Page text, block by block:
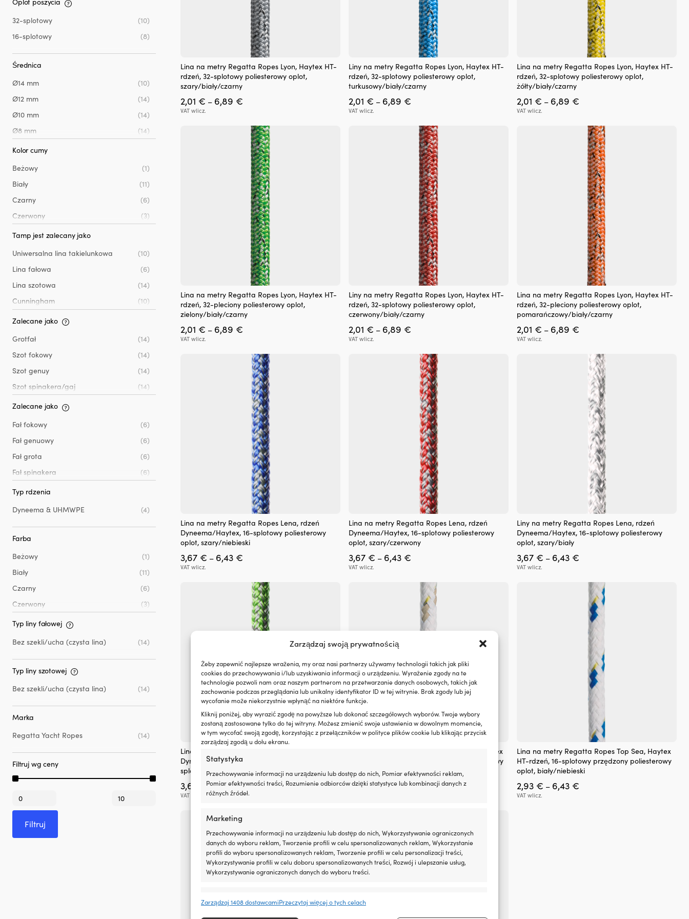
Zarządzaj swoją prywatnością
Żeby zapewnić najlepsze wrażenia, my oraz nasi partnerzy używamy technologii takich jak pliki
cookies do przechowywania i/lub uzyskiwania informacji o urządzeniu. Wyrażenie zgody na te
technologie pozwoli nam oraz naszym partnerom na przetwarzanie danych osobowych, takich jak
zachowanie podczas przeglądania lub unikalny identyfikator ID w tej witrynie. Brak zgody lub jej
wycofanie może niekorzystnie wpłynąć na niektóre funkcje.
Kliknij poniżej, aby wyrazić zgodę na powyższe lub dokonać szczegółowych wyborów. Twoje wybory
zostaną zastosowane tylko do tej witryny. Możesz zmienić swoje ustawienia w dowolnym momencie,
w tym wycofać swoją zgodę, korzystając z przełączników w polityce plików cookie lub klikając przycisk
zarządzaj zgodą u dołu ekranu.
Statystyka
Przechowywanie informacji na urządzeniu lub dostęp do nich, Pomiar efektywności reklam,
Pomiar efektywności treści, Rozumienie odbiorców dzięki statystyce lub kombinacji danych z
różnych źródeł.
Marketing
Przechowywanie informacji na urządzeniu lub dostęp do nich, Wykorzystywanie ograniczonych
danych do wyboru reklam, Tworzenie profili w celu spersonalizowanych reklam, Wykorzystanie
profili do wyboru spersonalizowanych reklam, Tworzenie profili w celu personalizacji treści,
Wykorzystywanie profili w celu doboru spersonalizowanych treści, Rozwój i ulepszanie usług,
Wykorzystywanie ograniczonych danych do wyboru treści.
Zarządzaj 1408 dostawcamiPrzeczytaj więcej o tych celach
32-splotowy
(10)
16-splotowy
(8)
Średnica
Ø14 mm
(10)
Ø12 mm
(14)
Ø10 mm
(14)
Ø8 mm
(14)
Ø6 mm
Kolor cumy
Beżowy
(1)
Biały
(11)
Czarny
(6)
Czerwony
(3)
Niebieski
Tamp jest zalecany jako
Uniwersalna lina takielunkowa
(10)
Lina fałowa
(6)
Lina szotowa
(14)
Cunningham
(10)
Reflina
Zalecane jako
Grotfał
(14)
Szot fokowy
(14)
Szot genuy
(14)
Szot spinakera/gaj
(14)
Zalecane jako
Fał fokowy
(6)
Fał genuowy
(6)
Fał grota
(6)
Fał spinakera
(6)
Typ rdzenia
Dyneema & UHMWPE
(4)
Farba
Beżowy
(1)
Biały
(11)
Czarny
(6)
Czerwony
(3)
Niebieski
Zielony
Typ liny fałowej
Bez szekli/ucha (czysta lina)
(14)
Typ liny szotowej
Bez szekli/ucha (czysta lina)
(14)
Marka
Regatta Yacht Ropes
(14)
Filtruj wg ceny
Cena
min
Cena
max
Filtruj
Ten
produkt
ma
wiele
wariantów.
Opcje
Lina na metry Regatta Ropes Lyon, Haytex HT-
rdzeń, 32-splotowy poliesterowy oplot,
szary/biały/czarny
2,01 € – 6,89 €Zakres
2,01 €
do
6,89 €
VAT wlicz.
Ten
produkt
ma
wiele
wariantów.
Opcje
Liny na metry Regatta Ropes Lyon, Haytex HT-
rdzeń, 32-splotowy poliesterowy oplot,
turkusowy/biały/czarny
2,01 € – 6,89 €Zakres
2,01 €
do
6,89 €
VAT wlicz.
Ten
produkt
ma
wiele
wariantów.
Opcje
Lina na metry Regatta Ropes Lyon, Haytex HT-
rdzeń, 32-splotowy poliesterowy oplot,
żółty/biały/czarny
2,01 € – 6,89 €Zakres
2,01 €
do
6,89 €
VAT wlicz.
Ten
produkt
ma
wiele
wariantów.
Opcje
Lina na metry Regatta Ropes Lyon, Haytex HT-
rdzeń, 32-pleciony poliesterowy oplot,
zielony/biały/czarny
2,01 € – 6,89 €Zakres
2,01 €
do
6,89 €
VAT wlicz.
Ten
produkt
ma
wiele
wariantów.
Opcje
Liny na metry Regatta Ropes Lyon, Haytex HT-
rdzeń, 32-splotowy poliesterowy oplot,
czerwony/biały/czarny
2,01 € – 6,89 €Zakres
2,01 €
do
6,89 €
VAT wlicz.
Ten
produkt
ma
wiele
wariantów.
Opcje
Lina na metry Regatta Ropes Lyon, Haytex HT-
rdzeń, 32-pleciony poliesterowy oplot,
pomarańczowy/biały/czarny
2,01 € – 6,89 €Zakres
2,01 €
6,89 €
VAT wlicz.
Ten
produkt
ma
wiele
wariantów.
Opcje
Lina na metry Regatta Ropes Lena, rdzeń
Dyneema/Haytex, 16-splotowy poliesterowy
oplot, szary/niebieski
3,67 € – 6,43 €Zakres
3,67 €
do
6,43 €
VAT wlicz.
Ten
produkt
ma
wiele
wariantów.
Opcje
Lina na metry Regatta Ropes Lena, rdzeń
Dyneema/Haytex, 16-splotowy poliesterowy
oplot, szary/czerwony
3,67 € – 6,43 €Zakres
3,67 €
do
6,43 €
VAT wlicz.
Ten
produkt
ma
wiele
wariantów.
Opcje
Liny na metry Regatta Ropes Lena, rdzeń
Dyneema/Haytex, 16-splotowy poliesterowy
oplot, szary/biały
3,67 € – 6,43 €Zakres
3,67 €
do
6,43 €
VAT wlicz.
Ten
produkt
ma
wiele
wariantów.
Opcje
wybrać
produktu
Lina na metry Regatta Ropes Lena, rdzeń
Dyneema/Haytex, oplot poliestrowy 16-
splotowy, szary/zielony
3,67 €– 6,43€Zakres
cen:
6,43 €
VAT wlicz.
wiele
wariantów.
stronie
produktu
Lina na metry Regatta Ropes Top Sea, Haytex
HT-rdzeń, 16-splotowy przędzony poliesterowy
oplot, biały/beżowy
2,93€–6,43€Zakres
6,43 €
Ten
produkt
ma
wiele
wariantów.
Opcje
Lina na metry Regatta Ropes Top Sea, Haytex
HT-rdzeń, 16-splotowy przędzony poliesterowy
oplot, biały/niebieski
2,93 € – 6,43 €Zakres
VAT wlicz.